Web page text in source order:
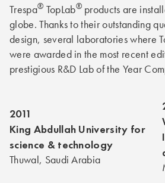
Trespa® TopLab®products are
globe. Thanks to their outstanding
design, several laboratories where
were awarded in the most recent
prestigious R&D Lab of the Year
2011
King Abdullah University for
science & technology
Thuwal, Saudi Arabia